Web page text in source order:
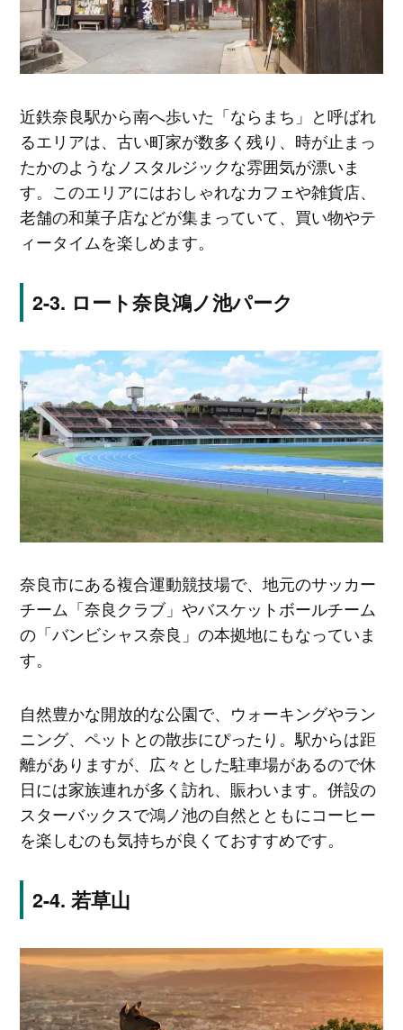
近鉄奈良駅から南へ歩いた「ならまち」と呼ばれ
るエリアは、古い町家が数多く残り、時が止まっ
たかのようなノスタルジックな雰囲気が漂いま
す。このエリアにはおしゃれなカフェや雑貨店、
老舗の和菓子店などが集まっていて、買い物やテ
ィータイムを楽しめます。
ロート奈良鴻ノ池パーク
奈良市にある複合運動競技場で、地元のサッカー
チーム「奈良クラブ」やバスケットボールチーム
の「バンビシャス奈良」の本拠地にもなっていま
す。
自然豊かな開放的な公園で、ウォーキングやラン
ニング、ペットとの散歩にぴったり。駅からは距
離がありますが、広々とした駐車場があるので休
日には家族連れが多く訪れ、賑わいます。併設の
スターバックスで鴻ノ池の自然とともにコーヒー
を楽しむのも気持ちが良くておすすめです。
若草山